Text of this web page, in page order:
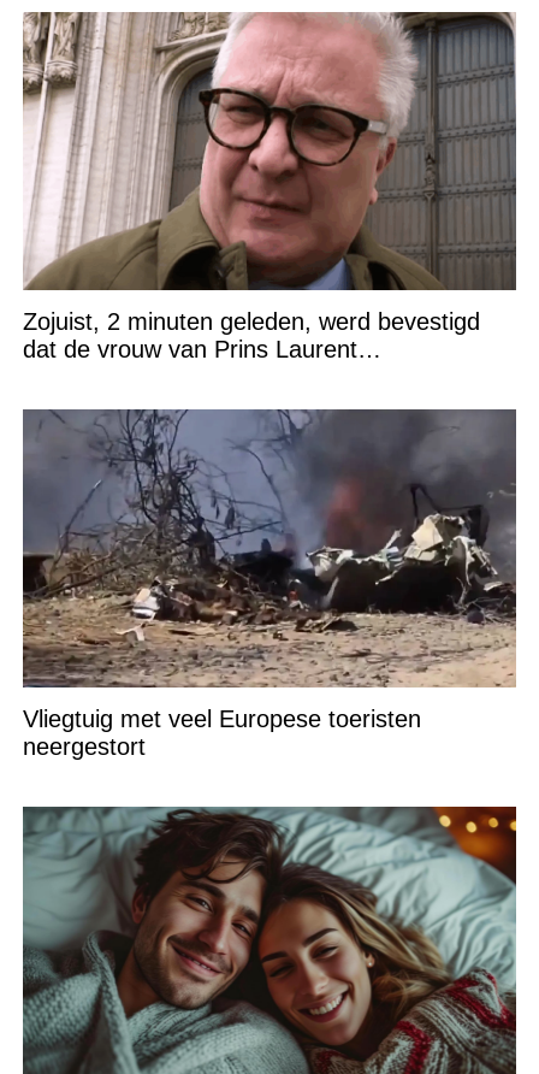
Zojuist, 2 minuten geleden, werd bevestigd
dat de vrouw van Prins Laurent…
Vliegtuig met veel Europese toeristen
neergestort